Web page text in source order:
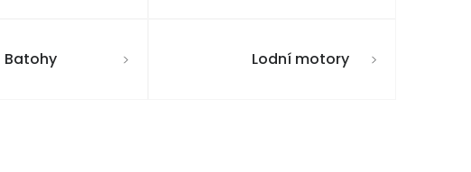
Batohy Lodní motory